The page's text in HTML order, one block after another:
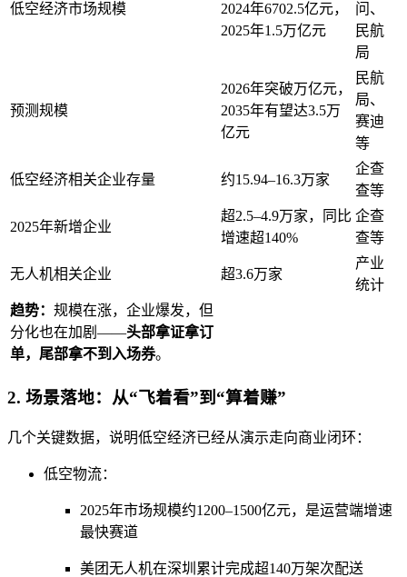
低空经济市场规模
2024年6702.5亿元，
2025年1.5万亿元
问、
民航
局
预测规模
2026年突破万亿元，
2035年有望达3.5万
亿元
民航
局、
赛迪
等
低空经济相关企业存量 约15.94–16.3万家
企查
查等
2025年新增企业
超2.5–4.9万家，同比
增速超140%
企查
查等
无人机相关企业 超3.6万家
产业
统计
趋势： 规模在涨，企业爆发，但
分化也在加剧——头部拿证拿订
单，尾部拿不到入场券。
2. 场景落地：从“飞着看”到“算着赚”
几个关键数据，说明低空经济已经从演示走向商业闭环：
低空物流：
2025年市场规模约1200–1500亿元，是运营端增速
最快赛道
美团无人机在深圳累计完成超140万架次配送